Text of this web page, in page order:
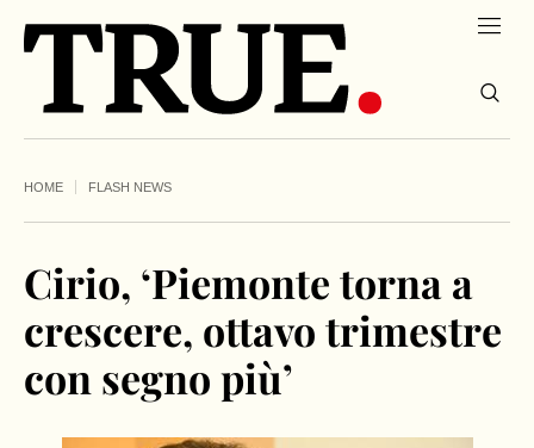
HOME FLASH NEWS
Cirio, ‘Piemonte torna a
crescere, ottavo trimestre
con segno più’